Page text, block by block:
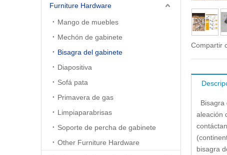
Furniture Hardware
Mango de muebles
Mechón de gabinete
Bisagra del gabinete
Diapositiva
Sofá pata
Primavera de gas
Limpiaparabrisas
Soporte de percha de gabinete
Other Furniture Hardware
Compartir
Bisagra
aleación
bisagra